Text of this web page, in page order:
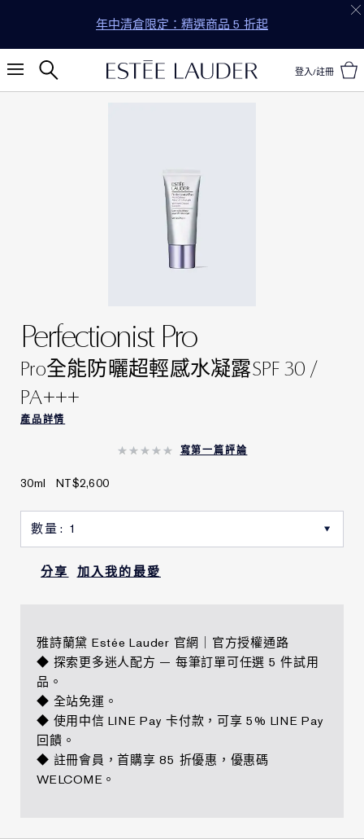
年中清倉限定：精選商品 5 折起
登入/註冊
Perfectionist Pro
Pro全能防曬超輕感水凝露SPF 30 /
PA+++
產品詳情
寫第一篇評論
30ml NT$2,600
分享 加入我的最愛
雅詩蘭黛 Estée Lauder 官網｜官方授權通路
◆ 探索更多迷人配方 — 每筆訂單可任選 5 件試用
品。
◆ 全站免運。
◆ 使用中信 LINE Pay 卡付款，可享 5% LINE Pay
回饋。
◆ 註冊會員，首購享 85 折優惠，優惠碼
WELCOME。